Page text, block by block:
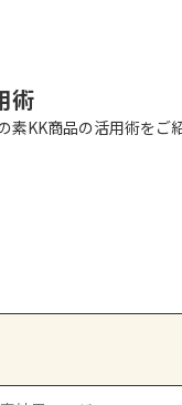
術
素KK商品の活用術をご